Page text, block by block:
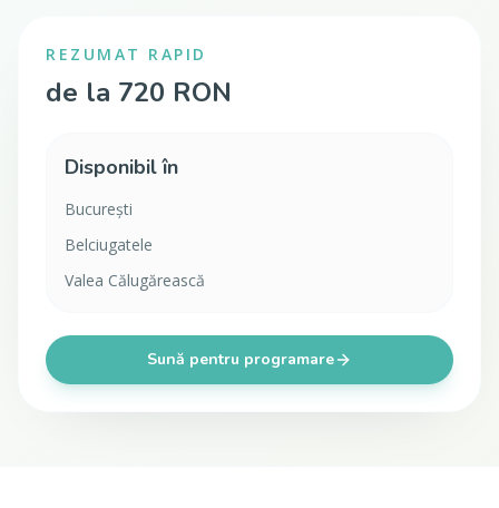
REZUMAT RAPID
de la 720 RON
Disponibil în
București
Belciugatele
Valea Călugărească
Sună pentru programare